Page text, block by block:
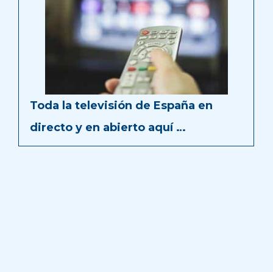
Toda la televisión de España en
directo y en abierto aquí …